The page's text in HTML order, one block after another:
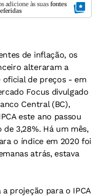
adicione às suas fontes
de inflação, os
alteraram a
oficial de preços - em
Focus divulgado
Central (BC),
este ano passou
3,28%. Há um mês,
o índice em 2020 foi
atrás, estava
projeção para o IPCA